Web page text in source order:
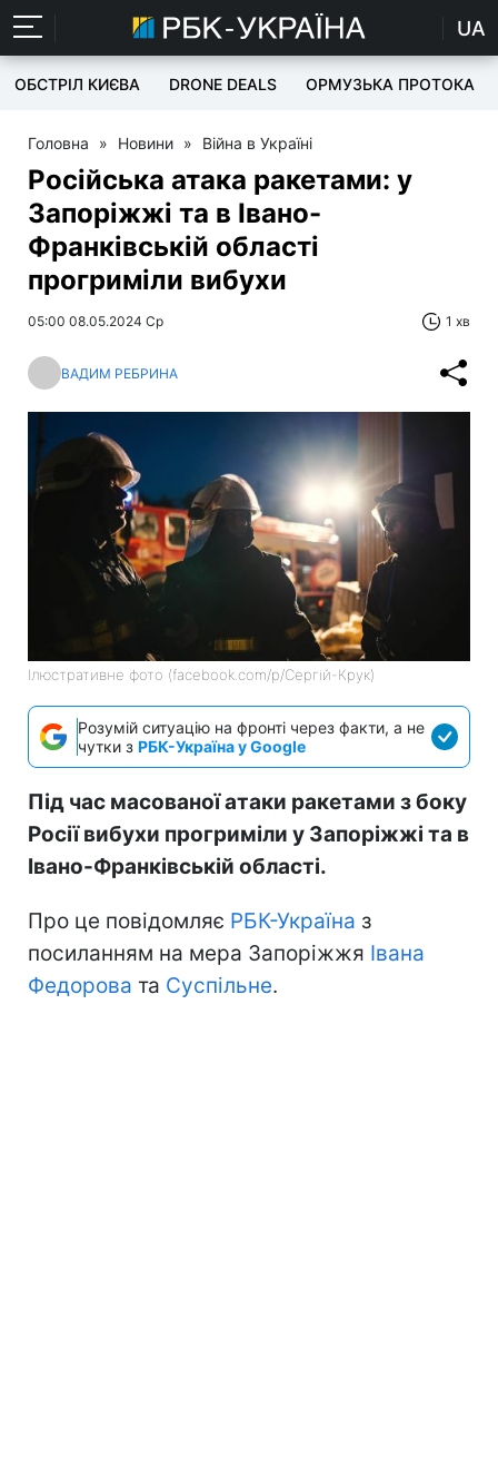
UA
ОБСТРІЛ КИЄВА DRONE DEALS ОРМУЗЬКА ПРОТОКА
Головна » Новини » Війна в Україні
Російська атака ракетами: у
Запоріжжі та в Івано-
Франківській області
прогриміли вибухи
05:00 08.05.2024 Ср 1 хв
ВАДИМ РЕБРИНА
Ілюстративне фото (facebook.com/p/Сергій-Крук)
Розумій ситуацію на фронті через факти, а не
чутки з РБК-Україна у Google
Під час масованої атаки ракетами з боку
Росії вибухи прогриміли у Запоріжжі та в
Івано-Франківській області.
Про це повідомляє РБК-Україна з
посиланням на мера Запоріжжя Івана
Федорова та Суспільне.